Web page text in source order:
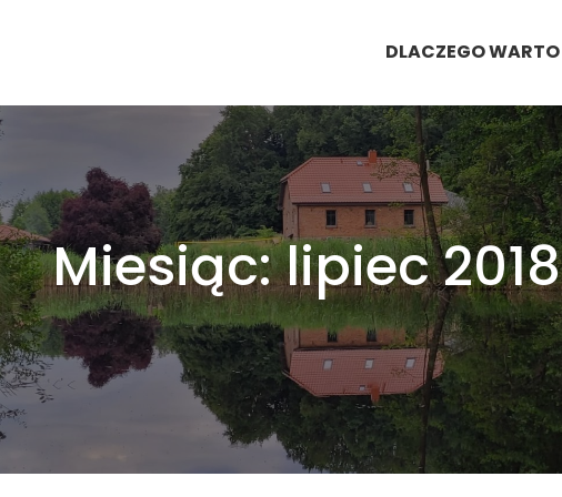
DLACZEGO WARTO
Miesiąc:lipiec 2018